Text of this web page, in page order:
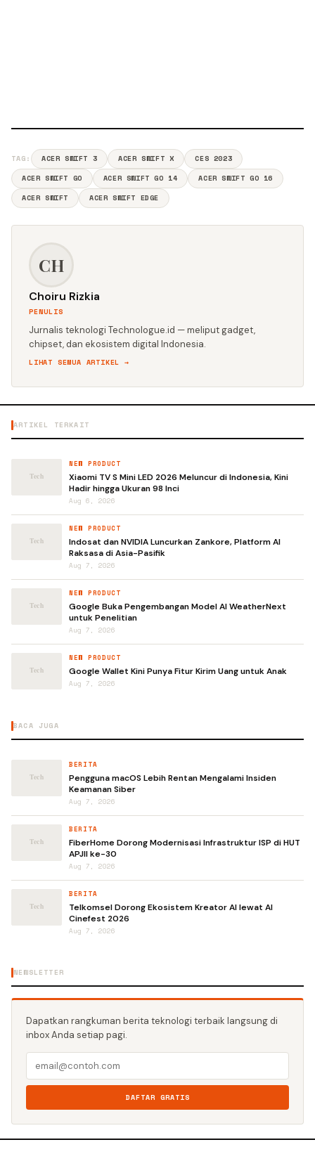
TAG: ACER SWIFT 3 ACER SWIFT X
CES 2023
ACER SWIFT GO
ACER SWIFT GO 14
ACER SWIFT GO 16
ACER SWIFT
ACER SWIFT EDGE
CH
Choiru Rizkia
PENULIS
Jurnalis teknologi Technologue.id — meliput gadget,
chipset, dan ekosistem digital Indonesia.
LIHAT SEMUA ARTIKEL →
ARTIKEL TERKAIT
NEW PRODUCT
Xiaomi TV S Mini LED 2026 Meluncur di Indonesia, Kini
Hadir hingga Ukuran 98 Inci
Aug 6, 2026
NEW PRODUCT
Indosat dan NVIDIA Luncurkan Zankore, Platform AI
Raksasa di Asia-Pasifik
Aug 7, 2026
NEW PRODUCT
Google Buka Pengembangan Model AI WeatherNext
untuk Penelitian
Aug 7, 2026
NEW PRODUCT
Google Wallet Kini Punya Fitur Kirim Uang untuk Anak
Aug 7, 2026
BACA JUGA
BERITA
Pengguna macOS Lebih Rentan Mengalami Insiden
Keamanan Siber
Aug 7, 2026
BERITA
FiberHome Dorong Modernisasi Infrastruktur ISP di HUT
APJII ke-30
Aug 7, 2026
BERITA
Telkomsel Dorong Ekosistem Kreator AI lewat AI
Cinefest 2026
Aug 7, 2026
NEWSLETTER
Dapatkan rangkuman berita teknologi terbaik langsung di
inbox Anda setiap pagi.
DAFTAR GRATIS